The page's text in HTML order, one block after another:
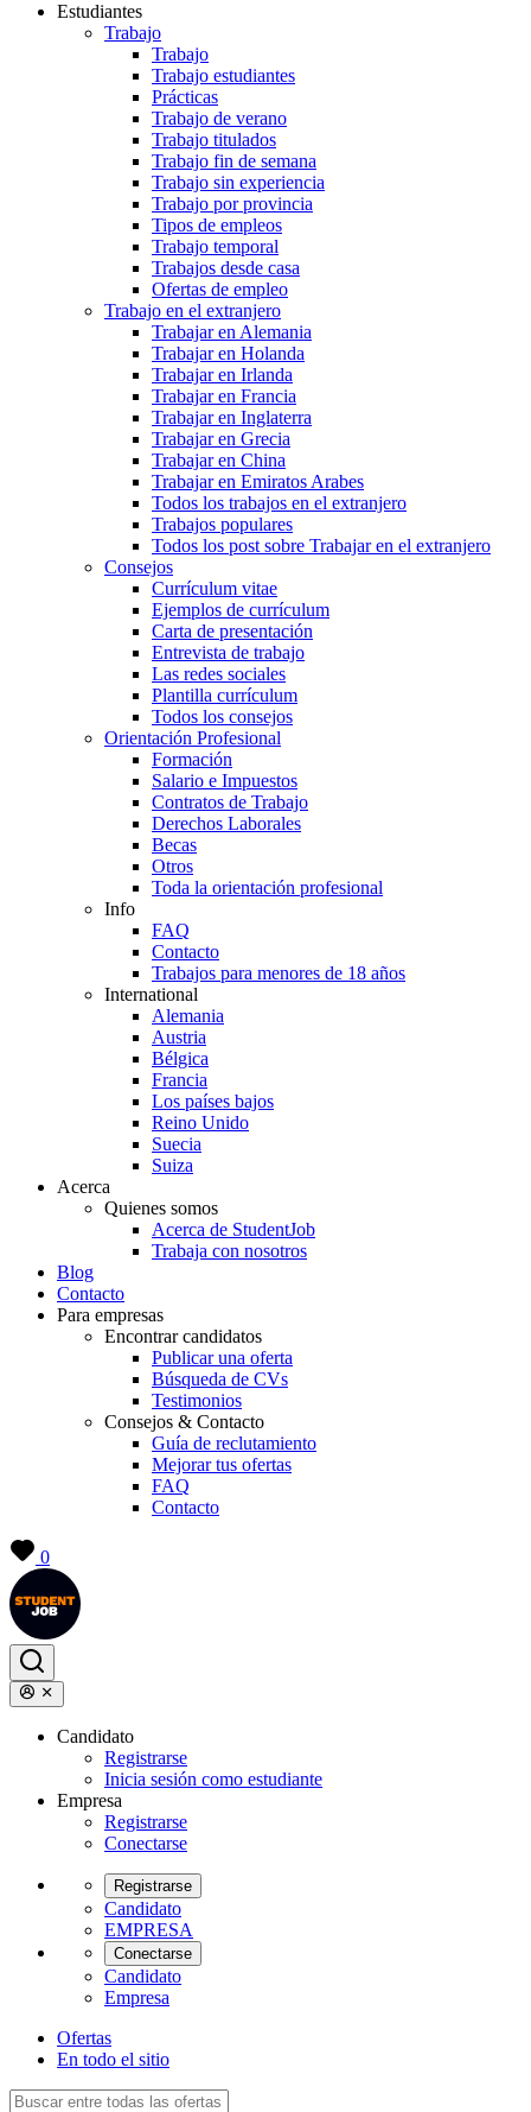
Estudiantes
Trabajo
Trabajo
Trabajo estudiantes
Prácticas
Trabajo de verano
Trabajo titulados
Trabajo fin de semana
Trabajo sin experiencia
Trabajo por provincia
Tipos de empleos
Trabajo temporal
Trabajos desde casa
Ofertas de empleo
Trabajo en el extranjero
Trabajar en Alemania
Trabajar en Holanda
Trabajar en Irlanda
Trabajar en Francia
Trabajar en Inglaterra
Trabajar en Grecia
Trabajar en China
Trabajar en Emiratos Arabes
Todos los trabajos en el extranjero
Trabajos populares
Todos los post sobre Trabajar en el extranjero
Consejos
Currículum vitae
Ejemplos de currículum
Carta de presentación
Entrevista de trabajo
Las redes sociales
Plantilla currículum
Todos los consejos
Orientación Profesional
Formación
Salario e Impuestos
Contratos de Trabajo
Derechos Laborales
Becas
Otros
Toda la orientación profesional
Info
FAQ
Contacto
Trabajos para menores de 18 años
International
Alemania
Austria
Bélgica
Francia
Los países bajos
Reino Unido
Suecia
Suiza
Acerca
Quienes somos
Acerca de StudentJob
Trabaja con nosotros
Blog
Contacto
Para empresas
Encontrar candidatos
Publicar una oferta
Búsqueda de CVs
Testimonios
Consejos & Contacto
Guía de reclutamiento
Mejorar tus ofertas
FAQ
Contacto
0
Candidato
Registrarse
Inicia sesión como estudiante
Empresa
Registrarse
Conectarse
Registrarse
Candidato
EMPRESA
Conectarse
Candidato
Empresa
Ofertas
En todo el sitio